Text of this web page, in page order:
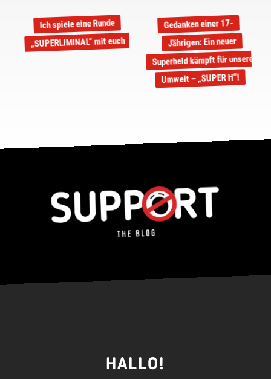
Ich spiele eine Runde
„SUPERLIMINAL“ mit euch
Gedanken einer 17-
Jährigen: Ein neuer
Superheld kämpft für unsere
Umwelt – „SUPER H“!
HALLO!